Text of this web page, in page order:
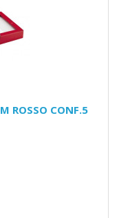
ROSSO CONF.5